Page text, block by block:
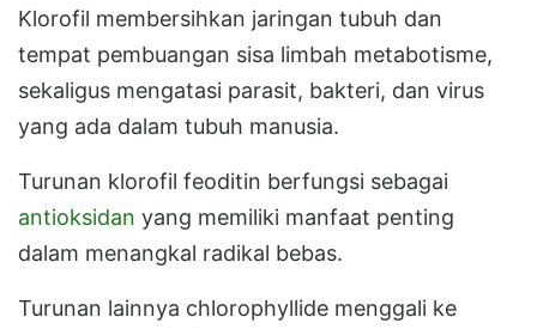
Klorofil membersihkan jaringan tubuh dan
tempat pembuangan sisa limbah metabotisme,
sekaligus mengatasi parasit, bakteri, dan virus
yang ada dalam tubuh manusia.
Turunan klorofil feoditin berfungsi sebagai
antioksidan yang memiliki manfaat penting
dalam menangkal radikal bebas.
Turunan lainnya chlorophyllide menggali ke